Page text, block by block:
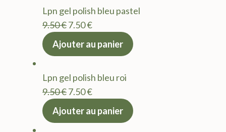
9.50 €.7.50 €.
Lpn gel polish bleu pastel
9.50€Le
prix
9.50 €.
7.50€Le
actuel
7.50 €.
Ajouter au panier
Lpn gel polish bleu roi
9.50€Le
prix
7.50€Le
actuel
Ajouter au panier